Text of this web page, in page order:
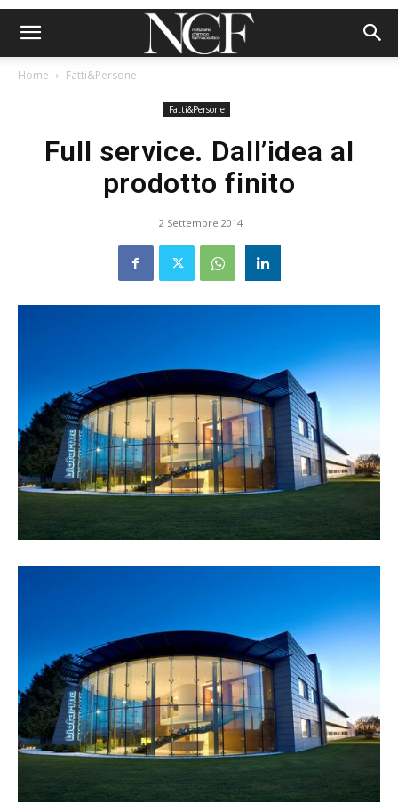
Home Fatti&Persone
Fatti&Persone
Full service. Dall’idea al
prodotto finito
2 Settembre 2014